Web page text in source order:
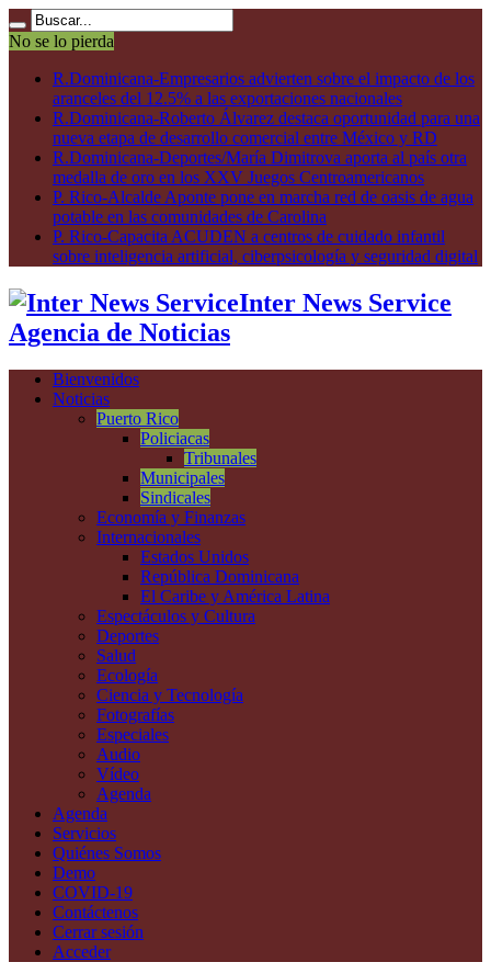
No se lo pierda
R.Dominicana-Empresarios advierten sobre el impacto de los
aranceles del 12.5% a las exportaciones nacionales
R.Dominicana-Roberto Álvarez destaca oportunidad para una
nueva etapa de desarrollo comercial entre México y RD
R.Dominicana-Deportes/María Dimitrova aporta al país otra
medalla de oro en los XXV Juegos Centroamericanos
P. Rico-Alcalde Aponte pone en marcha red de oasis de agua
potable en las comunidades de Carolina
P. Rico-Capacita ACUDEN a centros de cuidado infantil
sobre inteligencia artificial, ciberpsicología y seguridad digital
Inter News Service
Agencia de Noticias
Bienvenidos
Noticias
Puerto Rico
Policiacas
Tribunales
Municipales
Sindicales
Economía y Finanzas
Internacionales
Estados Unidos
República Dominicana
El Caribe y América Latina
Espectáculos y Cultura
Deportes
Salud
Ecología
Ciencia y Tecnología
Fotografías
Especiales
Audio
Vídeo
Agenda
Agenda
Servicios
Quiénes Somos
Demo
COVID-19
Contáctenos
Cerrar sesión
Acceder